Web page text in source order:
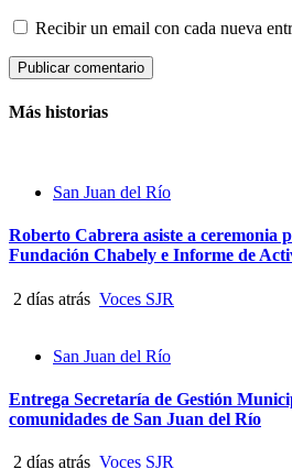
Recibir un email con cada nueva
Más historias
San Juan del Río
Roberto Cabrera asiste a ceremonia
Fundación Chabely e Informe de
2 días atrás Voces SJR
San Juan del Río
Entrega Secretaría de Gestión
comunidades de San Juan del Río
2 días atrás Voces SJR